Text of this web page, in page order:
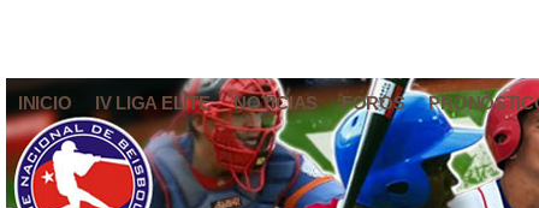
INICIO IV LIGA ELITE NOTICIAS FOROS